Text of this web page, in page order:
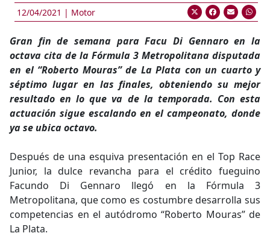
12/04/2021 | Motor
Gran fin de semana para Facu Di Gennaro en la
octava cita de la Fórmula 3 Metropolitana disputada
en el “Roberto Mouras” de La Plata con un cuarto y
séptimo lugar en las finales, obteniendo su mejor
resultado en lo que va de la temporada. Con esta
actuación sigue escalando en el campeonato, donde
ya se ubica octavo.
Después de una esquiva presentación en el Top Race
Junior, la dulce revancha para el crédito fueguino
Facundo Di Gennaro llegó en la Fórmula 3
Metropolitana, que como es costumbre desarrolla sus
competencias en el autódromo “Roberto Mouras” de
La Plata.